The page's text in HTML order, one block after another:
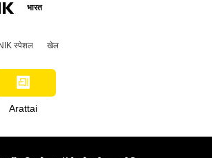
भारत
स्पेशल खेल
Arattai